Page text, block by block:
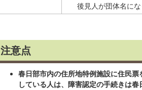
後見人が団体名にな
注意点
春日部市内の住所地特例施設に住民
している人は、障害認定の手続きは